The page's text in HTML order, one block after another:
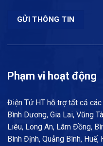
Phạm vi hoạt động
Điện Tử HT hỗ trợ tất cả
Bình Dương, Gia Lai, Vũng
Liêu, Long An, Lâm Đồng,
Bình Định, Quảng Bình, Huế,